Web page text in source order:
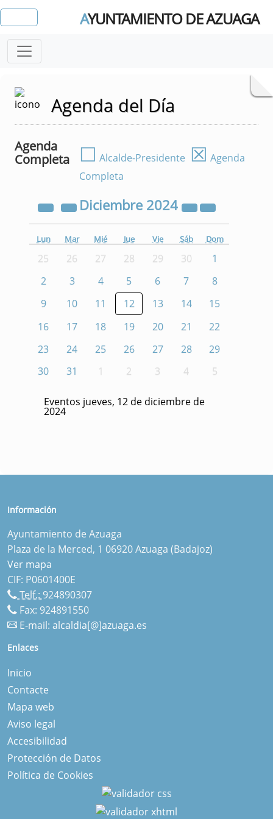
AYUNTAMIENTO DE AZUAGA
Agenda del Día
Agenda
Completa
☐ Alcalde-Presidente ☒ Agenda
Completa
Diciembre 2024
Lun Mar Mié Jue Vie Sáb Dom
25 26 27 28 29 30
1
2
3 4 5 6 7
8
9
10 11 12 13 14
15
16
17 18 19 20 21
22
23
24 25 26 27 28
29
30
31 1 2 3 4 5
Eventos jueves, 12 de diciembre de
2024
Información
Ayuntamiento de Azuaga
Plaza de la Merced, 1 06920 Azuaga (Badajoz)
Ver mapa
CIF: P0601400E
Telf.: 924890307
Fax: 924891550
E-mail: alcaldia[@]azuaga.es
Enlaces
Inicio
Contacte
Mapa web
Aviso legal
Accesibilidad
Protección de Datos
Política de Cookies